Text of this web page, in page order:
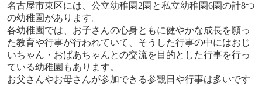
名古屋市東区には、公立幼稚園 2園と私立幼稚園6園の計8つ
の幼稚園があります。
各幼稚園では、お子さんの心身ともに健やかな成長を願っ
た教育や行事が行われていて、そうした行事の中にはおじ
いちゃん・おばあちゃんとの交流を目的とした行事を行っ
ている幼稚園もあります。
お父さんやお母さんが参加できる参観日や行事は多いです